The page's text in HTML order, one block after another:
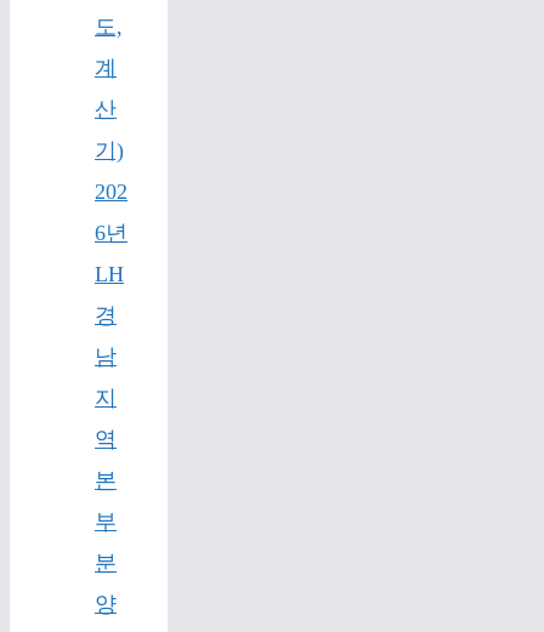
도,
계
산
기)
202
6년
LH
경
남
지
역
본
부
분
양